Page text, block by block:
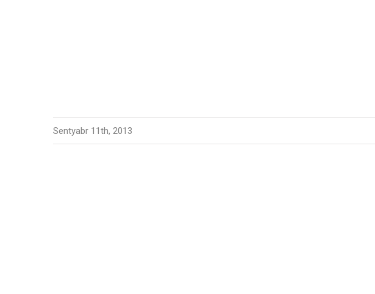
Sentyabr 11th, 2013